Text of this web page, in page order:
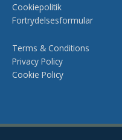
Cookiepolitik
Fortrydelsesformular
Terms & Conditions
Privacy Policy
Cookie Policy